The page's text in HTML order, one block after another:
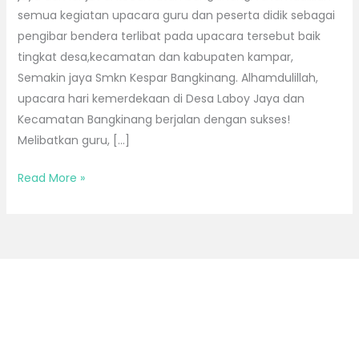
semua kegiatan upacara guru dan peserta didik sebagai
pengibar bendera terlibat pada upacara tersebut baik
tingkat desa,kecamatan dan kabupaten kampar,
Semakin jaya Smkn Kespar Bangkinang. Alhamdulillah,
upacara hari kemerdekaan di Desa Laboy Jaya dan
Kecamatan Bangkinang berjalan dengan sukses!
Melibatkan guru, […]
Read More »